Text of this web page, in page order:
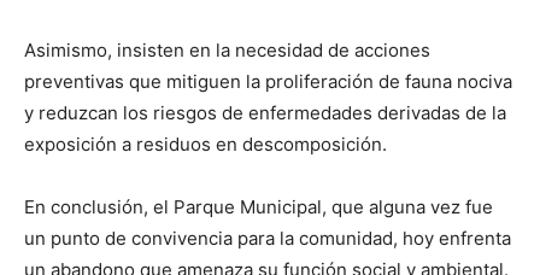
Asimismo, insisten en la necesidad de acciones
preventivas que mitiguen la proliferación de fauna nociva
y reduzcan los riesgos de enfermedades derivadas de la
exposición a residuos en descomposición.
En conclusión, el Parque Municipal, que alguna vez fue
un punto de convivencia para la comunidad, hoy enfrenta
un abandono que amenaza su función social y ambiental.